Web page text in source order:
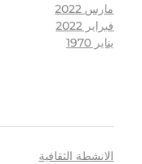
مارس 2022
فبراير 2022
يناير 1970
الانشطة الثقافية